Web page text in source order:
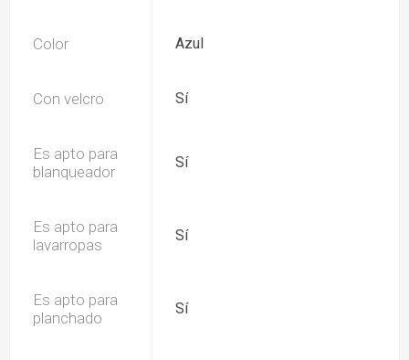
Color Azul
Con velcro Sí
Es apto para
blanqueador
Sí
Es apto para
lavarropas
Sí
Es apto para
planchado
Sí